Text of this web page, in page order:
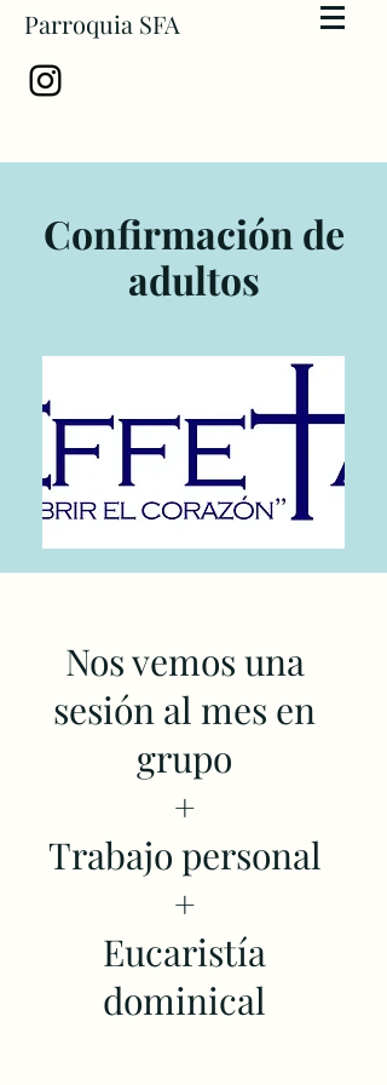
Parroquia SFA
Confirmación de
adultos
Nos vemos una
sesión al mes en
grupo
+
Trabajo personal
+
Eucaristía
dominical